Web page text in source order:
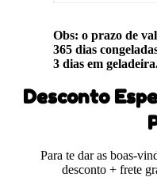
Obs: o prazo de
365 dias
3 dias em
Desconto
Para te dar as boas-
desconto + frete